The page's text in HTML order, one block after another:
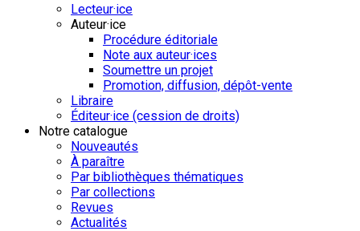
Lecteur·ice
Auteur·ice
Procédure éditoriale
Note aux auteur·ices
Soumettre un projet
Promotion, diffusion, dépôt-vente
Libraire
Éditeur·ice (cession de droits)
Notre catalogue
Nouveautés
À paraître
Par bibliothèques thématiques
Par collections
Revues
Actualités